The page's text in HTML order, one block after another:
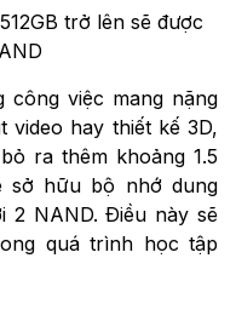
trở lên sẽ được
công việc mang nặng
hay thiết kế 3D,
ra thêm khoảng 1.5
sở hữu bộ nhớ dung
2 NAND. Điều này sẽ
quá trình học tập